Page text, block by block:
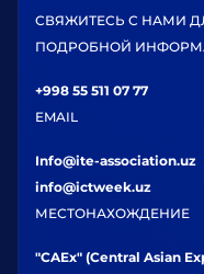
СВЯЖИТЕСЬ С НАМИ
ПОДРОБНОЙ
+998 55 511 07 77
EMAIL
Info@ite-association.uz
info@ictweek.uz
МЕСТОНАХОЖДЕНИЕ
"CAEx" (Central Asian